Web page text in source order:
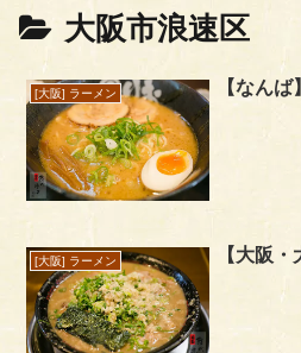
大阪市浪速区
[大阪] ラーメン 【なん
[大阪] ラーメン 【大阪